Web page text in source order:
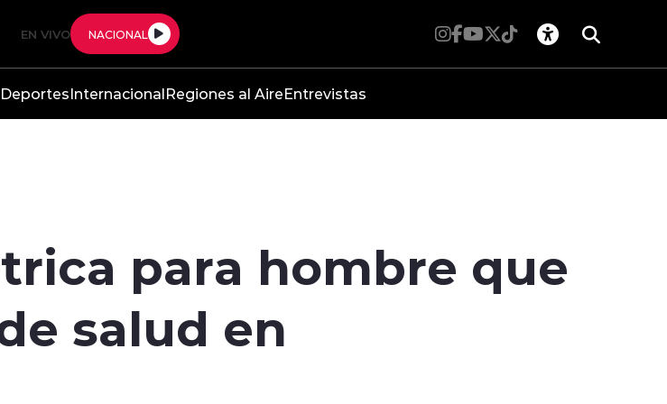
EN VIVO NACIONAL
DeportesInternacionalRegiones al AireEntrevistas
para hombre que
salud en